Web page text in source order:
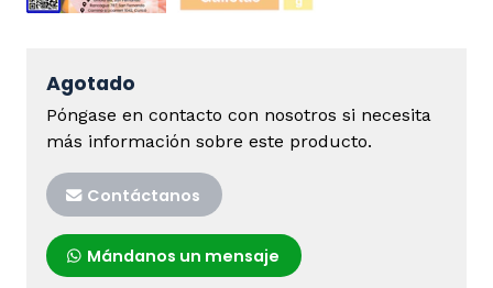
Agotado
Póngase en contacto con nosotros si necesita
más información sobre este producto.
Contáctanos
Mándanos un mensaje